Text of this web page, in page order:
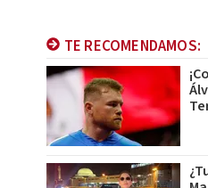
TE RECOMENDAMOS: